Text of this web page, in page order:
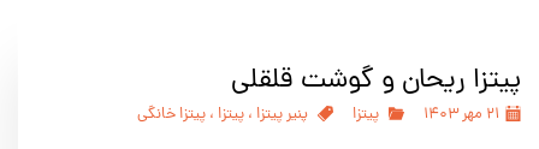
پیتزا ریحان و گوشت قلقلی
۲۱ مهر ۱۴۰۳ پیتزا پنیر پیتزا ، پیتزا ، پیتزا خانگی